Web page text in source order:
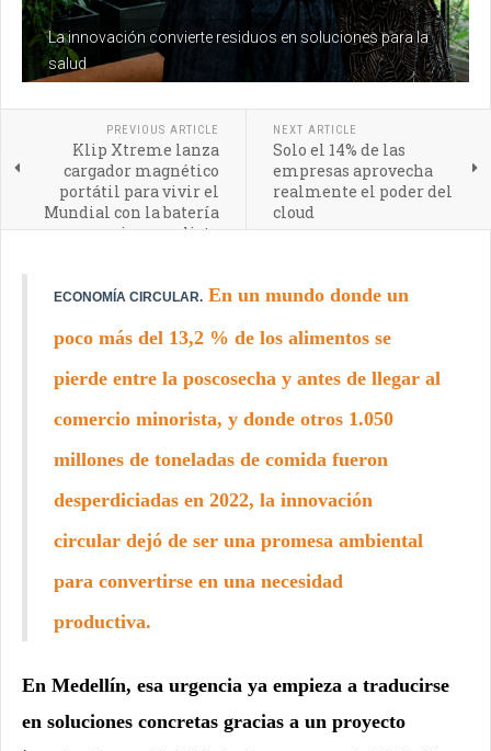
La innovación convierte residuos en soluciones para la
salud
PREVIOUS ARTICLE
Klip Xtreme lanza
cargador magnético
portátil para vivir el
Mundial con la batería
siempre lista
NEXT ARTICLE
Solo el 14% de las
empresas aprovecha
realmente el poder del
cloud
ECONOMÍA CIRCULAR. En un mundo donde un
poco más del 13,2 % de los alimentos se
pierde entre la poscosecha y antes de llegar al
comercio minorista, y donde otros 1.050
millones de toneladas de comida fueron
desperdiciadas en 2022, la innovación
circular dejó de ser una promesa ambiental
para convertirse en una necesidad
productiva.
En Medellín, esa urgencia ya empieza a traducirse
en soluciones concretas gracias a un proyecto